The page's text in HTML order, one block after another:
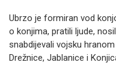
Ubrzo je formiran vod
o konjima, pratili ljude,
snabdijevali vojsku
Drežnice, Jablanice i